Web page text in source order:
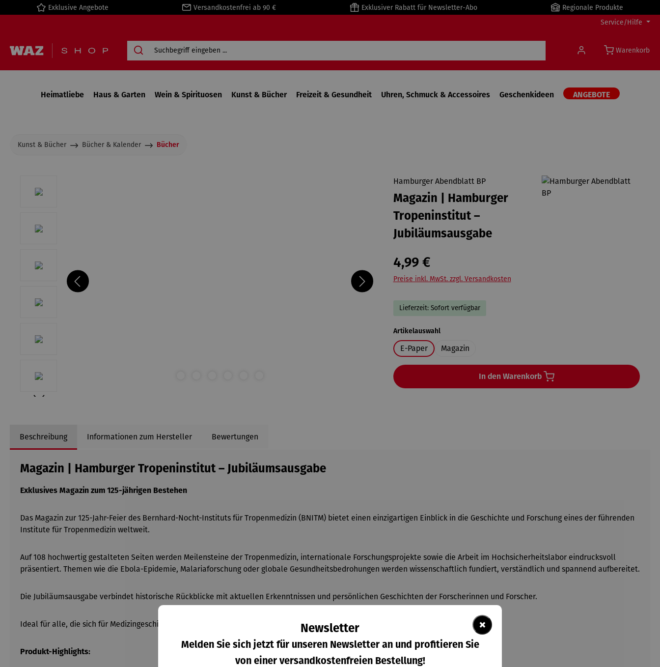
Zur Hauptnavigation springen
Exklusive Angebote Versandkostenfrei ab 90 € Exklusiver Rabatt für Newsletter-Abo
Regionale Produkte
Service/Hilfe
Warenkorb
Heimatliebe Haus & Garten Wein & Spirituosen Kunst & Bücher Freizeit & Gesundheit Uhren, Schmuck & Accessoires Geschenkideen ANGEBOTE
Kunst & Bücher Bücher & Kalender Bücher
Hamburger Abendblatt BP
Magazin | Hamburger
Tropeninstitut –
Jubiläumsausgabe
4,99 €
Preise inkl. MwSt. zzgl. Versandkosten
Lieferzeit: Sofort verfügbar
Artikelauswahlauswählen
E-Paper Magazin
In den Warenkorb
Beschreibung Informationen zum Hersteller Bewertungen
Magazin | Hamburger Tropeninstitut – Jubiläumsausgabe
Exklusives Magazin zum 125-jährigen Bestehen
Das Magazin zur 125-Jahr-Feier des Bernhard-Nocht-Instituts für Tropenmedizin (BNITM) bietet einen einzigartigen Einblick in die Geschichte und Forschung eines der führenden
Institute für Tropenmedizin weltweit.
Auf 108 hochwertig gestalteten Seiten werden Meilensteine der Tropenmedizin, internationale Forschungsprojekte sowie die Arbeit im Hochsicherheitslabor eindrucksvoll
präsentiert. Themen wie die Ebola-Epidemie, Malariaforschung oder globale Gesundheitsbedrohungen werden wissenschaftlich fundiert, verständlich und spannend aufbereitet.
Die Jubiläumsausgabe verbindet historische Rückblicke mit aktuellen Erkenntnissen und persönlichen Geschichten der Forscherinnen und Forscher.
Ideal für alle, die sich für Medizingeschichte, Virologie, Infektionsforschung und globale Gesundheit interessieren.
Produkt-Highlights:
×
Newsletter
Melden Sie sich jetzt für unseren Newsletter an und profitieren Sie
von einer versandkostenfreien Bestellung!